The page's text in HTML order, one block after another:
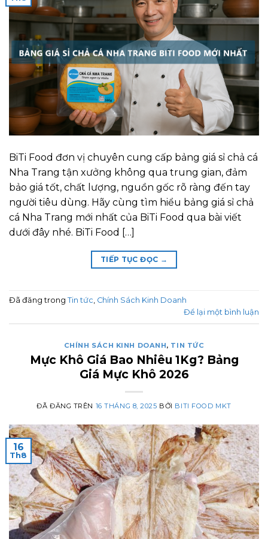
BiTi Food đơn vị chuyên cung cấp bảng giá sỉ chả cá
Nha Trang tận xưởng không qua trung gian, đảm
bảo giá tốt, chất lượng, nguồn gốc rõ ràng đến tay
người tiêu dùng. Hãy cùng tìm hiểu bảng giá sỉ chả
cá Nha Trang mới nhất của BiTi Food qua bài viết
dưới đây nhé. BiTi Food […]
TIẾP TỤC ĐỌC →
Đã đăng trong Tin tức, Chính Sách Kinh Doanh
Để lại một bình luận
CHÍNH SÁCH KINH DOANH, TIN TỨC
Mực Khô Giá Bao Nhiêu 1Kg? Bảng
Giá Mực Khô 2026
ĐÃ ĐĂNG TRÊN 16 THÁNG 8, 2025 BỞI BITI FOOD MKT
16
Th8